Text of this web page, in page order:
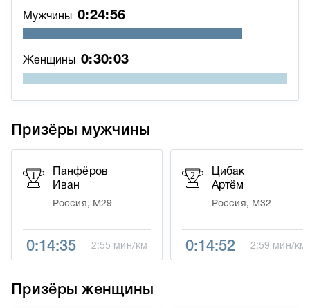
Мужчины 0:24:56
Женщины 0:30:03
Призёры мужчины
1
Панфёров
Иван
Россия, М29
0:14:35 2:55 мин/км
2
Цибак
Артём
Россия, М32
0:14:52 2:59 мин/км
Призёры женщины